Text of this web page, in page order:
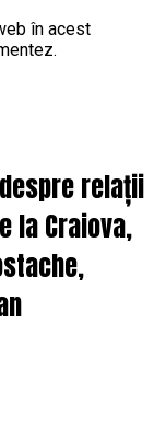
în acest
relații
la Craiova,